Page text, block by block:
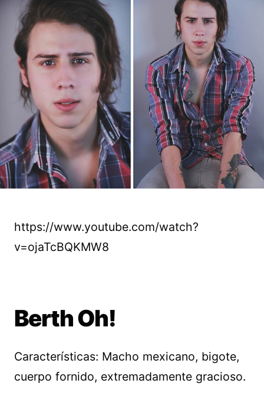
https://www.youtube.com/watch?
v=ojaTcBQKMW8
Berth Oh!
Características: Macho mexicano, bigote,
cuerpo fornido, extremadamente gracioso.